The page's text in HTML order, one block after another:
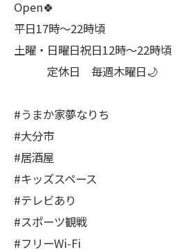
Open🍀
平日17時～22時頃
土曜・日曜日祝日12時〜22時頃
定休日 毎週木曜日🌙
#うまか家夢なりち
#大分市
#居酒屋
#キッズスペース
#テレビあり
#スポーツ観戦
#フリーWi-Fi